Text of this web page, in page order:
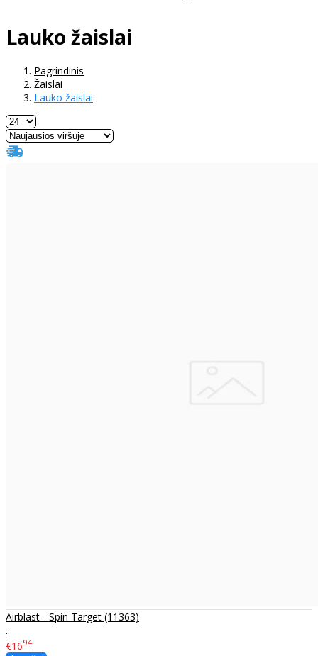
Lauko žaislai
Pagrindinis
Žaislai
Lauko žaislai
Airblast - Spin Target (11363)
..
€1694